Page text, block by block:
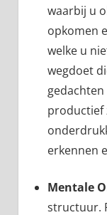
waarbij u
opkomen
welke u
wegdoet
productief
erkennen
Mentale
structuur.